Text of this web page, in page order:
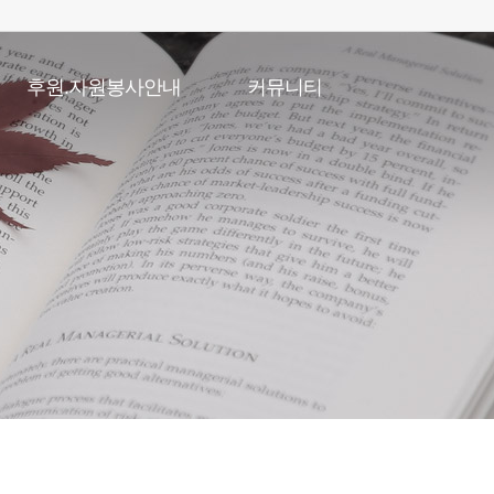
후원.자원봉사안내
후원안내
자원봉사안내
커뮤니티
공지사항
채용게시판
복지관일정
포토갤러리
온라인특별강좌
언론속복지관
소식지